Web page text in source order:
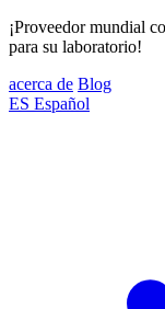
¡Proveedor mundial
para su laboratorio!
acerca de Blog
ES Español